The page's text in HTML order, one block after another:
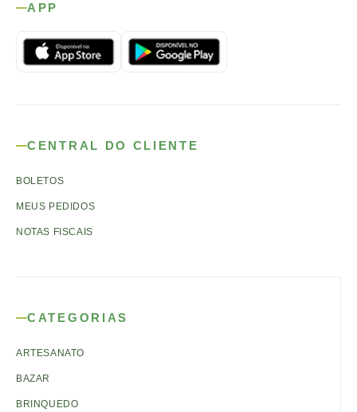
APP
CENTRAL DO CLIENTE
BOLETOS
MEUS PEDIDOS
NOTAS FISCAIS
CATEGORIAS
ARTESANATO
BAZAR
BRINQUEDO